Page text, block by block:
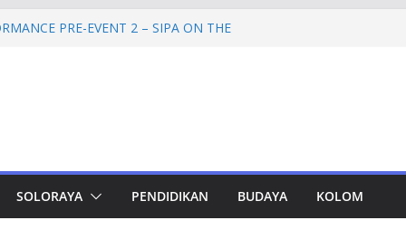
PRE-EVENT 2 – SIPA ON THE
Tampung 2.692 Siswa, Taj Yasin:
Cadangan Rp1,2 Triliun untuk Pilgub
Mulai 2027
SPEM Akan Disidangkan
SOLORAYA PENDIDIKAN BUDAYA KOLOM